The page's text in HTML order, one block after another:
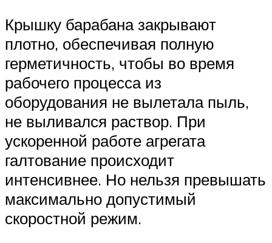
Крышку барабана закрывают
плотно, обеспечивая полную
герметичность, чтобы во время
рабочего процесса из
оборудования не вылетала пыль,
не выливался раствор. При
ускоренной работе агрегата
галтование происходит
интенсивнее. Но нельзя превышать
максимально допустимый
скоростной режим.